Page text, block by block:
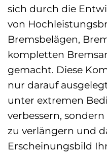
sich durch die
von
Bremsbelägen,
kompletten
gemacht. Diese
nur darauf
unter extremen
verbessern,
zu verlängern und
Erscheinungsbild